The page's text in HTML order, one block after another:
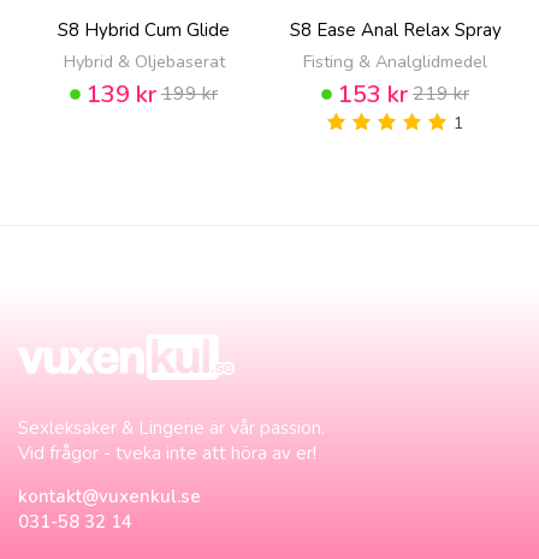
S8 Hybrid Cum Glide
Hybrid & Oljebaserat
139 kr199 kr
S8 Ease Anal Relax Spray
Fisting & Analglidmedel
153 kr219 kr
1
Sexleksaker & Lingerie är vår passion.
Vid frågor - tveka inte att höra av er!
kontakt@vuxenkul.se
031-58 32 14